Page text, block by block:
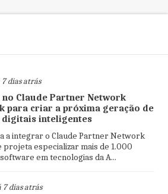
dias atrás
Claude Partner Network
para criar a próxima geração de
digitais inteligentes
a integrar o Claude Partner Network
projeta especializar mais de 1.000
em tecnologias da A...
dias atrás